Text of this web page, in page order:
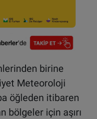
birine
Meteoroloji
öğleden itibaren
bölgeler için aşırı